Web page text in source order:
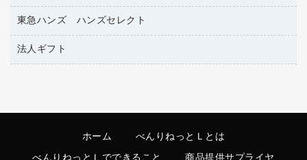
ファイルボックス
パイプ式ファイル
その他ファイル
クリヤーブック（差替式）
クリヤーブック（固定式）
ボールペン（油性）
電話台
店舗運営用品
陳列什器
紙手提げ袋
東急ハンズ ハンズセレクト
東急ハンズ
法人ギフト
ホーム べんりねっとＬとは